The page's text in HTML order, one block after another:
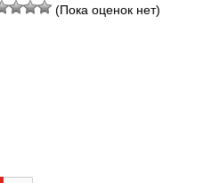
(Пока оценок нет)